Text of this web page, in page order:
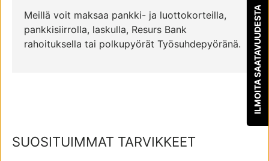
Meillä voit maksaa pankki- ja luottokorteilla,
pankkisiirrolla, laskulla, Resurs Bank
rahoituksella tai polkupyörät Työsuhdepyöränä.
SUOSITUIMMAT TARVIKKEET
ILMOITA SAATAVUUDESTA